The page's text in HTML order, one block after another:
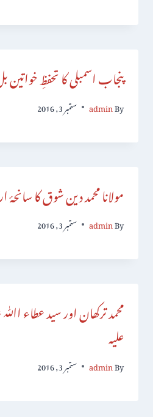
پنجاب اسمبلی کا تحفظِ خواتین
By
admin ستمبر 3, 2016
مولانا محمد دین شوق کا
By
admin ستمبر 3, 2016
محمد ترکھان اور سید عطاء
علیہ
By
admin ستمبر 3, 2016